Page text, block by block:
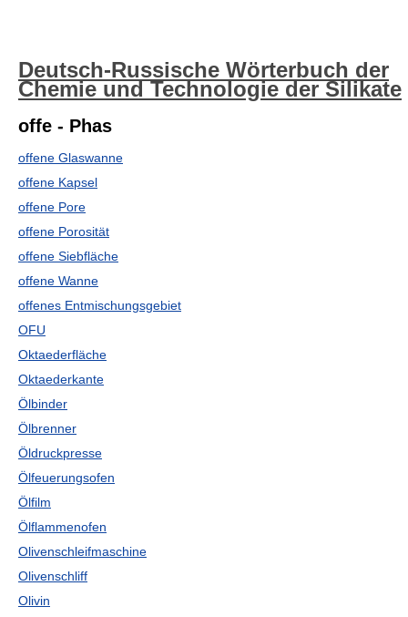
Deutsch-Russische Wörterbuch der
Chemie und Technologie der Silikate
offe - Phas
offene Glaswanne
offene Kapsel
offene Pore
offene Porosität
offene Siebfläche
offene Wanne
offenes Entmischungsgebiet
OFU
Oktaederfläche
Oktaederkante
Ölbinder
Ölbrenner
Öldruckpresse
Ölfeuerungsofen
Ölfilm
Ölflammenofen
Olivenschleifmaschine
Olivenschliff
Olivin